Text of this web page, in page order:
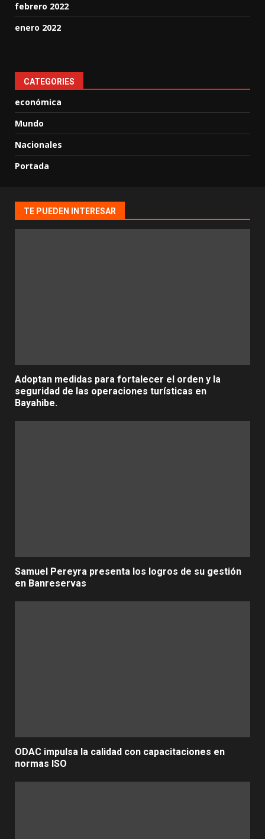
febrero 2022
enero 2022
CATEGORIES
económica
Mundo
Nacionales
Portada
TE PUEDEN INTERESAR
Adoptan medidas para fortalecer el orden y la
seguridad de las operaciones turísticas en
Bayahibe.
Samuel Pereyra presenta los logros de su gestión
en Banreservas
ODAC impulsa la calidad con capacitaciones en
normas ISO